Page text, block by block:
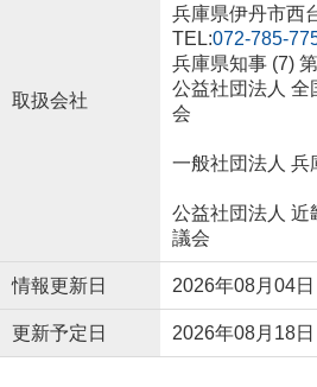
取扱会社
兵庫県伊丹市西
TEL:072-785-
兵庫県知事 (7)
公益社団法人 全
会
一般社団法人 兵
公益社団法人 近
議会
情報更新日 2026年08月04日
更新予定日 2026年08月18日